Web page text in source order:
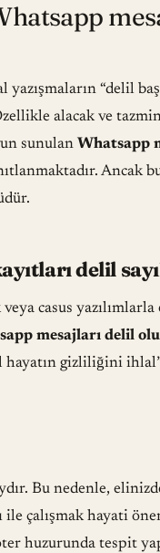
“delil
alacak ve
sunulan Whatsapp
Ancak
delil
casus yazılımlarla
mesajları delil
hayatın gizliliğini
Bu nedenle,
çalışmak hayati
huzurunda tespit